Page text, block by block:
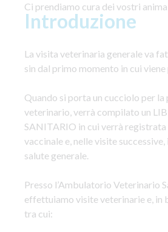
Ci prendiamo cura dei vostri
Introduzione
La visita veterinaria generale va
sin dal primo momento in cui viene
Quando si porta un cucciolo per la
veterinario, verrà compilato un
SANITARIO in cui verrà
vaccinale e, nelle visite
salute generale.
Presso l’Ambulatorio Veterinario
effettuiamo visite veterinarie e, in
tra cui: